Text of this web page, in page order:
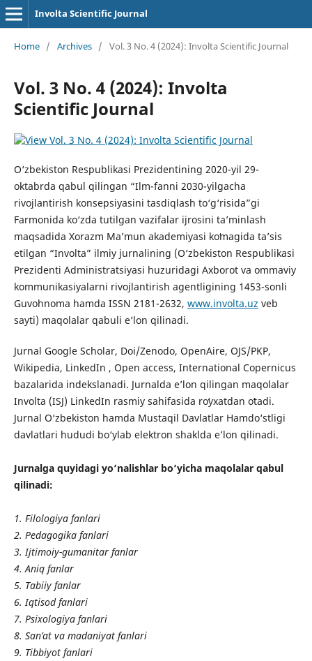
Involta Scientific Journal
Home / Archives / Vol. 3 No. 4 (2024): Involta Scientific Journal
Vol. 3 No. 4 (2024): Involta
Scientific Journal
O‘zbekiston Respublikasi Prezidentining 2020-yil 29-
oktabrda qabul qilingan “Ilm-fanni 2030-yilgacha
rivojlantirish konsepsiyasini tasdiqlash to‘g‘risida”gi
Farmonida ko‘zda tutilgan vazifalar ijrosini ta’minlash
maqsadida Xorazm Maʼmun akademiyasi koʻmagida ta’sis
etilgan “Involta” ilmiy jurnalining (O‘zbekiston Respublikasi
Prezidenti Administratsiyasi huzuridagi Axborot va ommaviy
kommunikasiyalarni rivojlantirish agentligining 1453-sonli
Guvohnoma hamda ISSN 2181-2632, www.involta.uz veb
sayti) maqolalar qabuli e’lon qilinadi.
Jurnal Google Scholar, Doi/Zenodo, OpenAire, OJS/PKP,
Wikipedia, LinkedIn , Open access, International Copernicus
bazalarida indekslanadi. Jurnalda e’lon qilingan maqolalar
Involta (ISJ) LinkedIn rasmiy sahifasida roʻyxatdan oʻtadi.
Jurnal O‘zbekiston hamda Mustaqil Davlatlar Hamdo‘stligi
davlatlari hududi bo‘ylab elektron shaklda e’lon qilinadi.
Jurnalga quyidagi yo‘nalishlar bo‘yicha maqolalar qabul
qilinadi:
1. Filologiya fanlari
2. Pedagogika fanlari
3. Ijtimoiy-gumanitar fanlar
4. Aniq fanlar
5. Tabiiy fanlar
6. Iqtisod fanlari
7. Psixologiya fanlari
8. San’at va madaniyat fanlari
9. Tibbiyot fanlari